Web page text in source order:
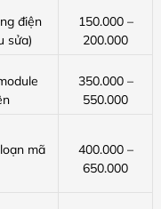
điện
sửa)
150.000 –
200.000
350.000 –
550.000
mã
400.000 –
650.000